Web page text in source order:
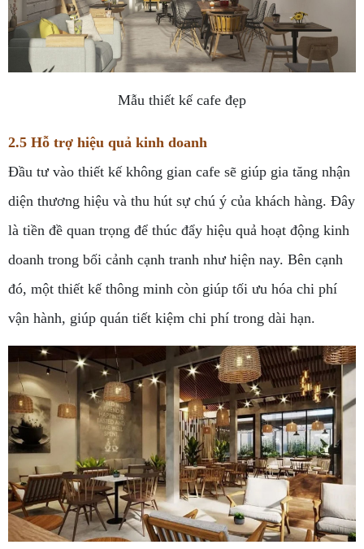
Mẫu thiết kế cafe đẹp
2.5 Hỗ trợ hiệu quả kinh doanh
Đầu tư vào thiết kế không gian cafe sẽ giúp gia tăng nhận
diện thương hiệu và thu hút sự chú ý của khách hàng. Đây
là tiền đề quan trọng để thúc đẩy hiệu quả hoạt động kinh
doanh trong bối cảnh cạnh tranh như hiện nay. Bên cạnh
đó, một thiết kế thông minh còn giúp tối ưu hóa chi phí
vận hành, giúp quán tiết kiệm chi phí trong dài hạn.